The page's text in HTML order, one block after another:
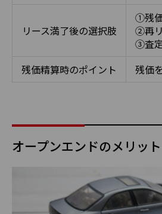
リース満了後の選択肢
①残
②再
③査
残価精算時のポイント
残価
オープンエンドのメリッ